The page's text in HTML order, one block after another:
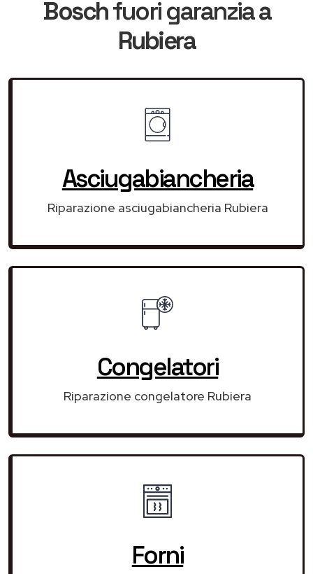
Boschfuori garanziaa
Rubiera
Asciugabiancheria
Riparazione asciugabiancheria Rubiera
Congelatori
Riparazione congelatore Rubiera
Forni